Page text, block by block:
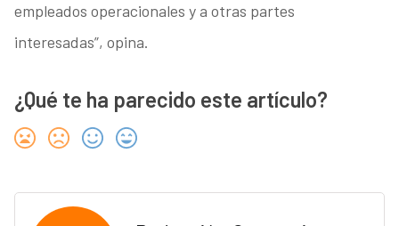
empleados operacionales y a otras partes
interesadas”, opina.
¿Qué te ha parecido este artículo?